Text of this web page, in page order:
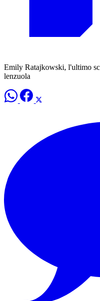
Emily Ratajkowski, l'ultimo
lenzuola